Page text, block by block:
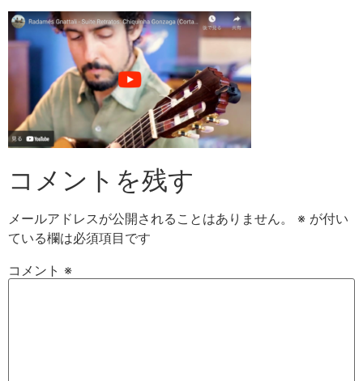
コメントを残す
メールアドレスが公開されることはありません。 ※ が付い
ている欄は必須項目です
コメント ※